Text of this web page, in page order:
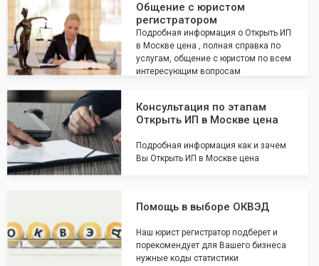
Общение с юристом
регистратором
Подробная информация о Открыть ИП
в Москве цена , полная справка по
услугам, общение с юристом по всем
интересующим вопросам
Консультация по этапам
Открыть ИП в Москве цена
Подробная информация как и зачем
Вы Открыть ИП в Москве цена
Помощь в выборе ОКВЭД
Наш юрист регистратор подберет и
порекомендует для Вашего бизнеса
нужные коды статистики